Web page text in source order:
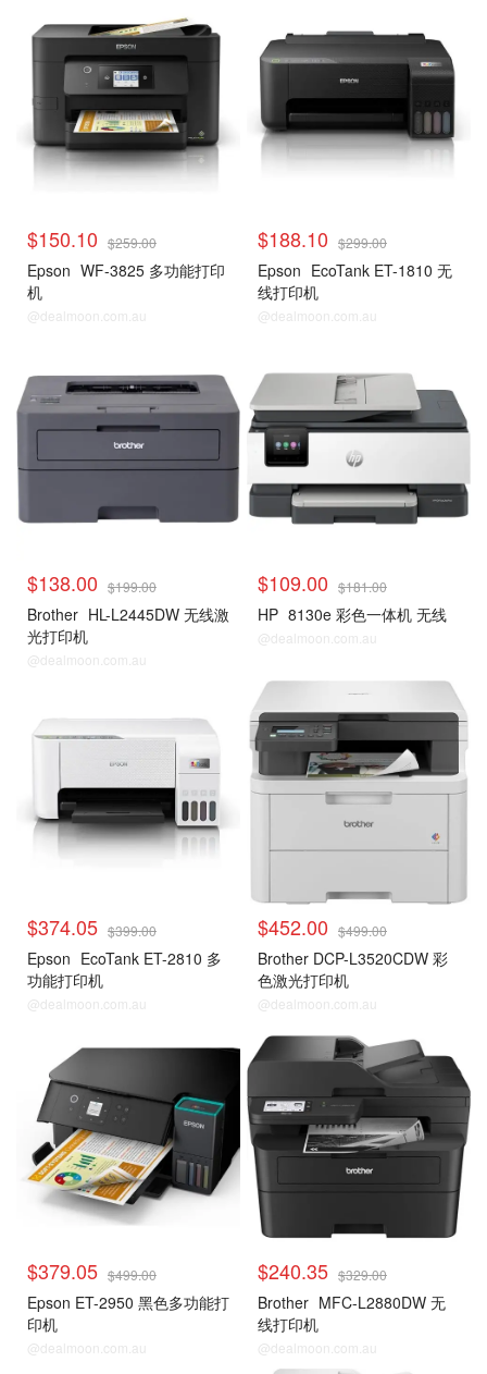
$150.10 $259.00
Epson WF-3825 多功能打印
机
@dealmoon.com.au
$188.10 $299.00
Epson EcoTank ET-1810 无
线打印机
@dealmoon.com.au
$138.00 $199.00
Brother HL-L2445DW 无线激
光打印机
@dealmoon.com.au
$109.00 $181.00
HP 8130e 彩色一体机 无线
@dealmoon.com.au
$374.05 $399.00
Epson EcoTank ET-2810 多
功能打印机
@dealmoon.com.au
$452.00 $499.00
Brother DCP-L3520CDW 彩
色激光打印机
@dealmoon.com.au
$379.05 $499.00
Epson ET-2950 黑色多功能打
印机
@dealmoon.com.au
$240.35 $329.00
Brother MFC-L2880DW 无
线打印机
@dealmoon.com.au